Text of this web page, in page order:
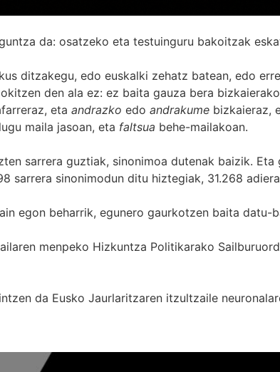
da: osatzeko eta testuinguru bakoitzak
ditzakegu, edo euskalki zehatz batean, edo
den ala ez: ez baita gauza bera
eta andrazko edo andrakume bizkaieraz,
maila jasoan, eta faltsua behe-mailakoan.
sarrera guztiak, sinonimoa dutenak baizik.
sarrera sinonimodun ditu hiztegiak, 31.268
egon beharrik, egunero gaurkotzen baita datu-
menpeko Hizkuntza Politikarako
da Eusko Jaurlaritzaren itzultzaile